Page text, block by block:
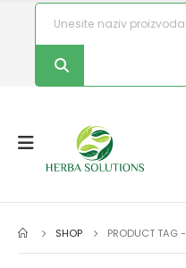
SHOP PRODUCT TAG -